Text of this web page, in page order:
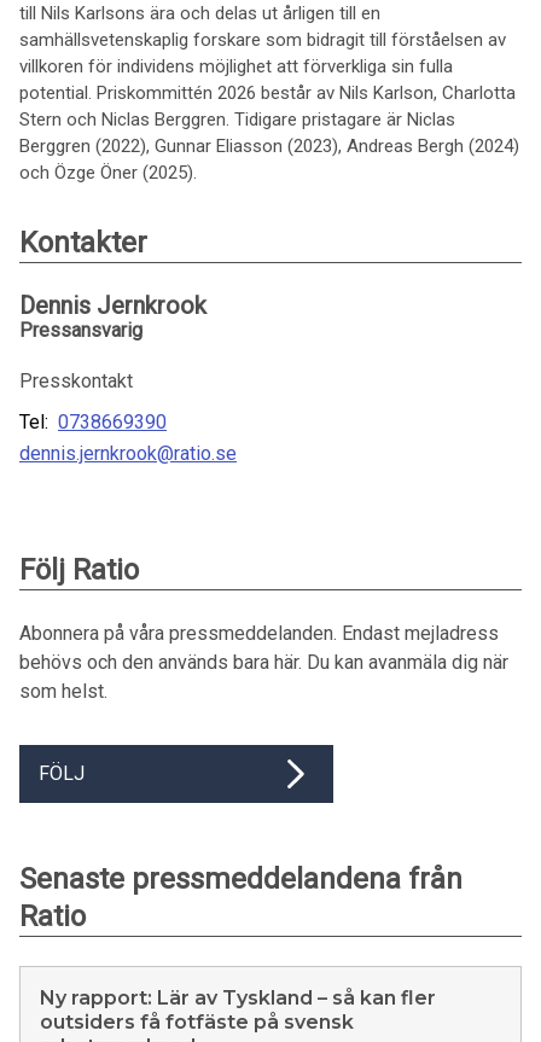
till Nils Karlsons ära och delas ut årligen till en
samhällsvetenskaplig forskare som bidragit till förståelsen av
villkoren för individens möjlighet att förverkliga sin fulla
potential. Priskommittén 2026 består av Nils Karlson, Charlotta
Stern och Niclas Berggren. Tidigare pristagare är Niclas
Berggren (2022), Gunnar Eliasson (2023), Andreas Bergh (2024)
och Özge Öner (2025).
Kontakter
Dennis Jernkrook
Pressansvarig
Presskontakt
Tel: 0738669390
dennis.jernkrook@ratio.se
Följ Ratio
Abonnera på våra pressmeddelanden. Endast mejladress
behövs och den används bara här. Du kan avanmäla dig när
som helst.
FÖLJ
Senaste pressmeddelandena från
Ratio
Ny rapport: Lär av Tyskland – så kan fler
outsiders få fotfäste på svensk